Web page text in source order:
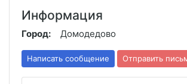
Информация
Город: Домодедово
Написать сообщение Отправить